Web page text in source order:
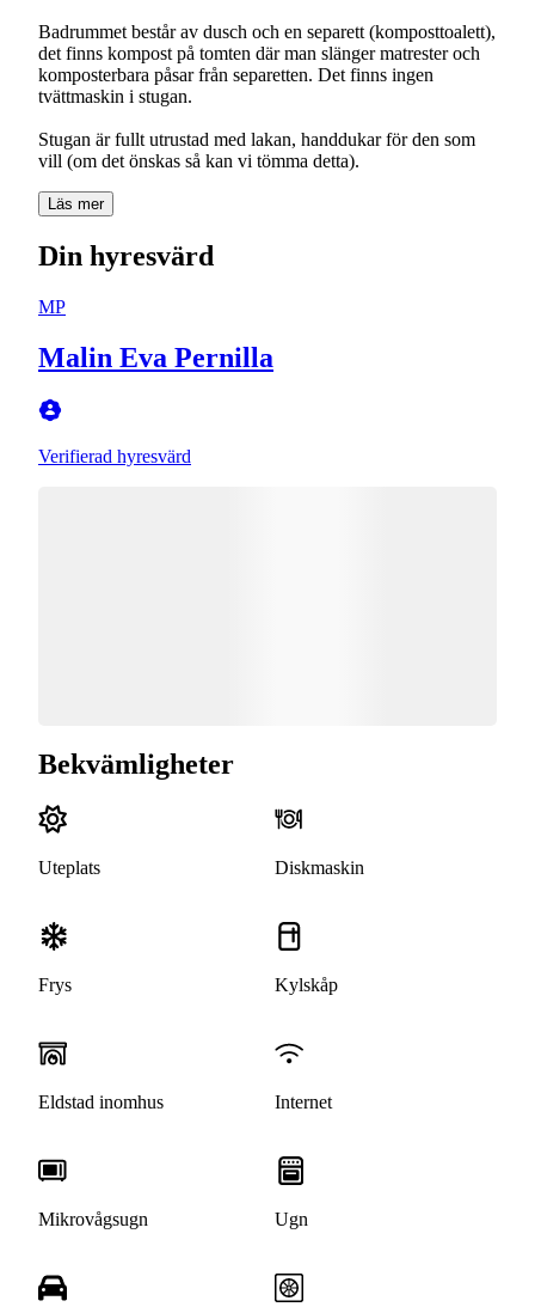
Badrummet består av dusch och en separett (komposttoalett),
det finns kompost på tomten där man slänger matrester och
komposterbara påsar från separetten. Det finns ingen
tvättmaskin i stugan.
Stugan är fullt utrustad med lakan, handdukar för den som
vill (om det önskas så kan vi tömma detta).
Läs mer
Din hyresvärd
MP
Malin Eva Pernilla
Verifierad hyresvärd
Bekvämligheter
Uteplats Diskmaskin
Frys Kylskåp
Eldstad inomhus Internet
Mikrovågsugn Ugn